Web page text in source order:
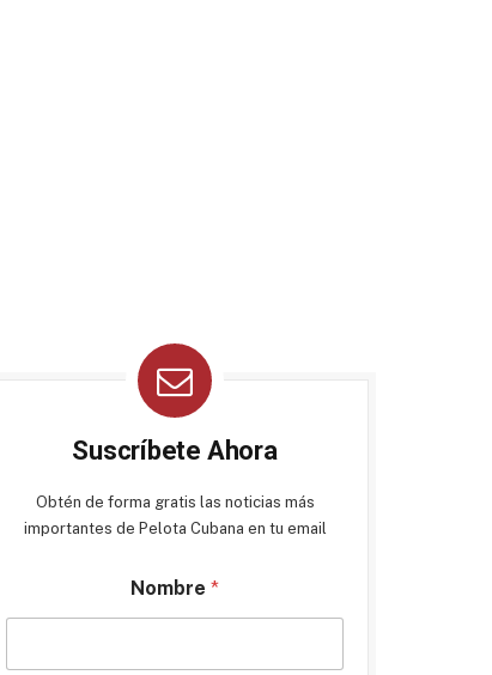
Suscríbete Ahora
Obtén de forma gratis las noticias más
importantes de Pelota Cubana en tu email
Nombre *